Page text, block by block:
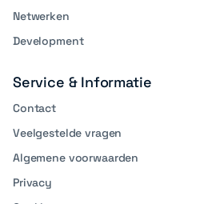
Netwerken
Development
Service & Informatie
Contact
Veelgestelde vragen
Algemene voorwaarden
Privacy